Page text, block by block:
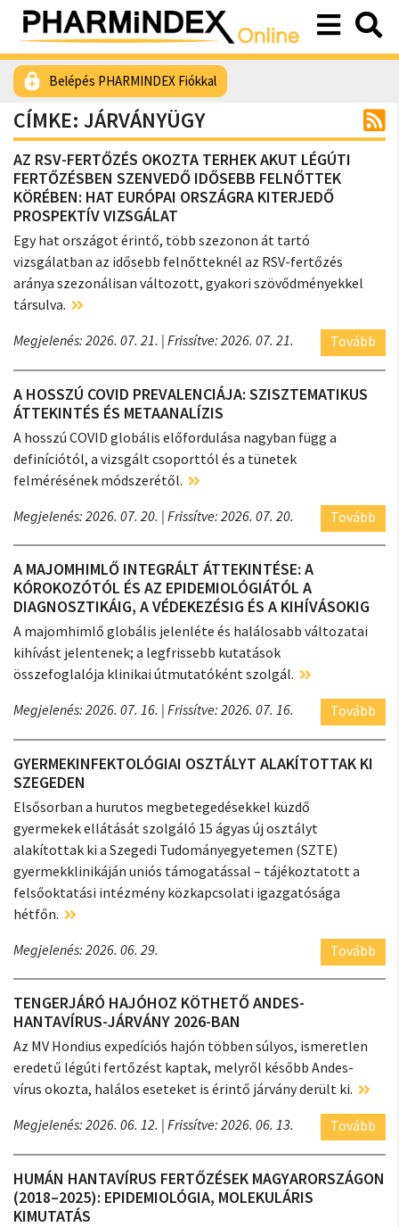
Belépés PHARMINDEX Fiókkal
CÍMKE: JÁRVÁNYÜGY
AZ RSV-FERTŐZÉS OKOZTA TERHEK AKUT LÉGÚTI
FERTŐZÉSBEN SZENVEDŐ IDŐSEBB FELNŐTTEK
KÖRÉBEN: HAT EURÓPAI ORSZÁGRA KITERJEDŐ
PROSPEKTÍV VIZSGÁLAT
Egy hat országot érintő, több szezonon át tartó
vizsgálatban az idősebb felnőtteknél az RSV-fertőzés
aránya szezonálisan változott, gyakori szövődményekkel
társulva.
Megjelenés: 2026. 07. 21. | Frissítve: 2026. 07. 21. Tovább
A HOSSZÚ COVID PREVALENCIÁJA: SZISZTEMATIKUS
ÁTTEKINTÉS ÉS METAANALÍZIS
A hosszú COVID globális előfordulása nagyban függ a
definíciótól, a vizsgált csoporttól és a tünetek
felmérésének módszerétől.
Megjelenés: 2026. 07. 20. | Frissítve: 2026. 07. 20. Tovább
A MAJOMHIMLŐ INTEGRÁLT ÁTTEKINTÉSE: A
KÓROKOZÓTÓL ÉS AZ EPIDEMIOLÓGIÁTÓL A
DIAGNOSZTIKÁIG, A VÉDEKEZÉSIG ÉS A KIHÍVÁSOKIG
A majomhimlő globális jelenléte és halálosabb változatai
kihívást jelentenek; a legfrissebb kutatások
összefoglalója klinikai útmutatóként szolgál.
Megjelenés: 2026. 07. 16. | Frissítve: 2026. 07. 16. Tovább
GYERMEKINFEKTOLÓGIAI OSZTÁLYT ALAKÍTOTTAK KI
SZEGEDEN
Elsősorban a hurutos megbetegedésekkel küzdő
gyermekek ellátását szolgáló 15 ágyas új osztályt
alakítottak ki a Szegedi Tudományegyetemen (SZTE)
gyermekklinikáján uniós támogatással – tájékoztatott a
felsőoktatási intézmény közkapcsolati igazgatósága
hétfőn.
Megjelenés: 2026. 06. 29.
Tovább
TENGERJÁRÓ HAJÓHOZ KÖTHETŐ ANDES-
HANTAVÍRUS-JÁRVÁNY 2026-BAN
Az MV Hondius expedíciós hajón többen súlyos, ismeretlen
eredetű légúti fertőzést kaptak, melyről később Andes-
vírus okozta, halálos eseteket is érintő járvány derült ki.
Megjelenés: 2026. 06. 12. | Frissítve: 2026. 06. 13. Tovább
HUMÁN HANTAVÍRUS FERTŐZÉSEK MAGYARORSZÁGON
(2018–2025): EPIDEMIOLÓGIA, MOLEKULÁRIS
KIMUTATÁS